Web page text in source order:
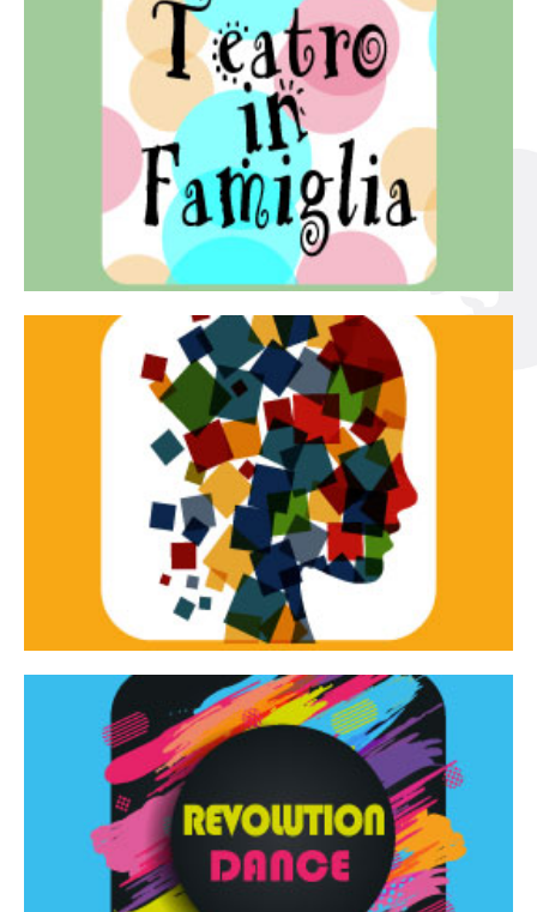
Teatro in famiglia
Teatro In Famiglia è una rassegna di teatro concepita
per far condividere e godere del teatro all’intera
famiglia.
Continua
Tracce dinamiche
Tracce Dinamiche è una rassegna di teatro
d’innovazione e sperimentale.
Continua
Revolution Dance
Rassegna di danza contemporanea – I Edizione